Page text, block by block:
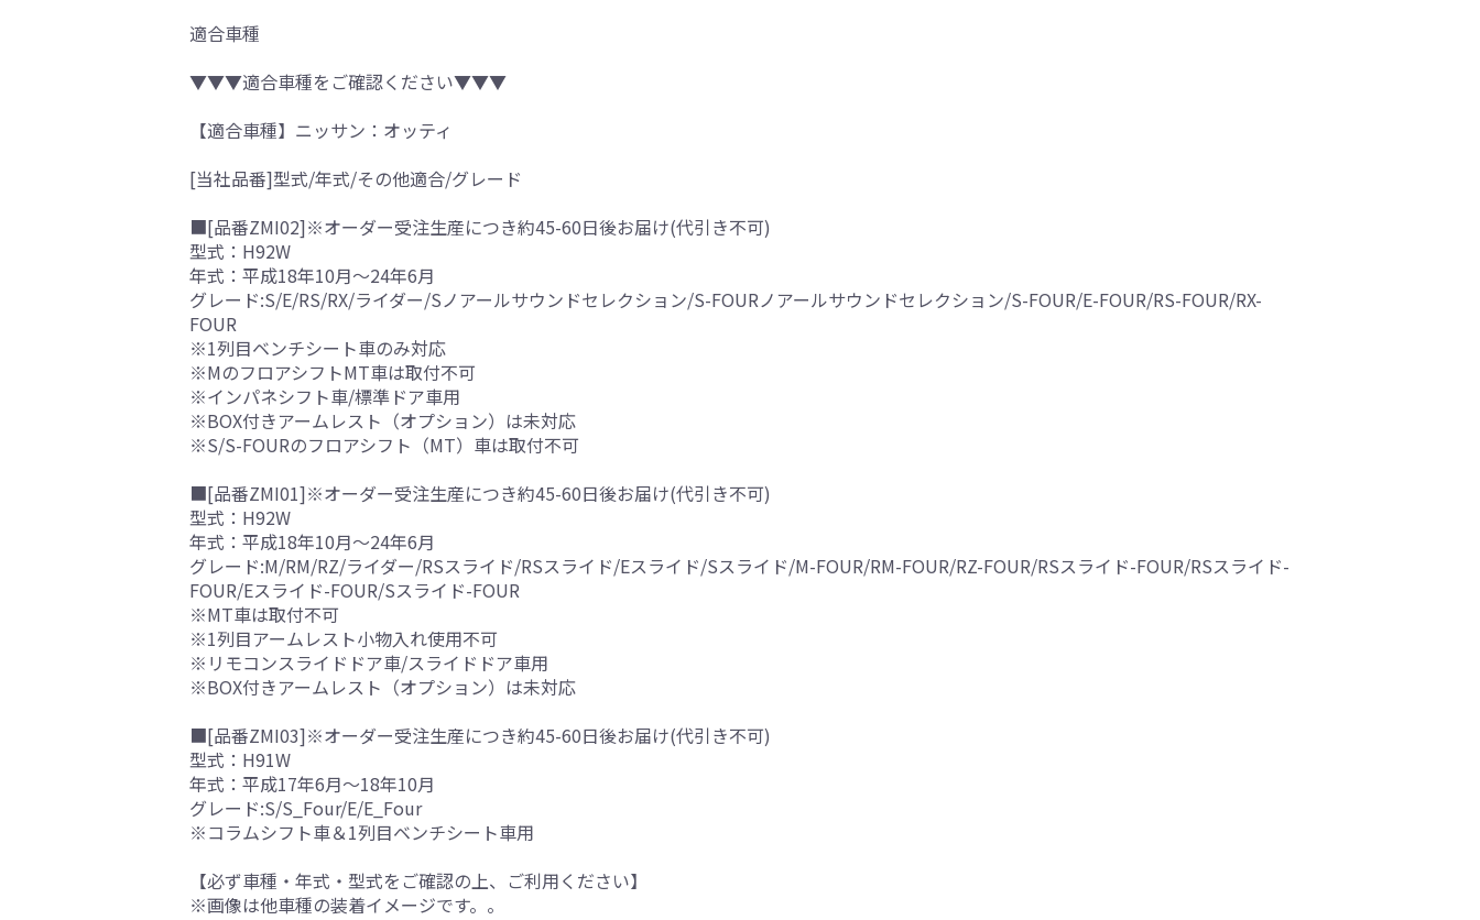
適合車種
▼▼▼適合車種をご確認ください▼▼▼
【適合車種】ニッサン：オッティ
[当社品番]型式/年式/その他適合/グレード
■[品番ZMI02]※オーダー受注生産につき約45-60日後お届け(代引き不可)
型式：H92W
年式：平成18年10月～24年6月
グレード:S/E/RS/RX/ライダー/Sノアールサウンドセレクション/S-FOURノアールサウンドセレクション/S-FOUR/E-FOUR/RS-FOUR/RX-
FOUR
※1列目ベンチシート車のみ対応
※MのフロアシフトMT車は取付不可
※インパネシフト車/標準ドア車用
※BOX付きアームレスト（オプション）は未対応
※S/S-FOURのフロアシフト（MT）車は取付不可
■[品番ZMI01]※オーダー受注生産につき約45-60日後お届け(代引き不可)
型式：H92W
年式：平成18年10月～24年6月
グレード:M/RM/RZ/ライダー/RSスライド/RSスライド/Eスライド/Sスライド/M-FOUR/RM-FOUR/RZ-FOUR/RSスライド-FOUR/RSスライド-
FOUR/Eスライド-FOUR/Sスライド-FOUR
※MT車は取付不可
※1列目アームレスト小物入れ使用不可
※リモコンスライドドア車/スライドドア車用
※BOX付きアームレスト（オプション）は未対応
■[品番ZMI03]※オーダー受注生産につき約45-60日後お届け(代引き不可)
型式：H91W
年式：平成17年6月～18年10月
グレード:S/S_Four/E/E_Four
※コラムシフト車＆1列目ベンチシート車用
【必ず車種・年式・型式をご確認の上、ご利用ください】
※画像は他車種の装着イメージです。。